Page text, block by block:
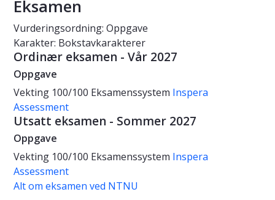
Eksamen
Vurderingsordning: Oppgave
Karakter: Bokstavkarakterer
Ordinær eksamen - Vår 2027
Oppgave
Vekting 100/100 Eksamenssystem Inspera
Assessment
Utsatt eksamen - Sommer 2027
Oppgave
Vekting 100/100 Eksamenssystem Inspera
Assessment
Alt om eksamen ved NTNU